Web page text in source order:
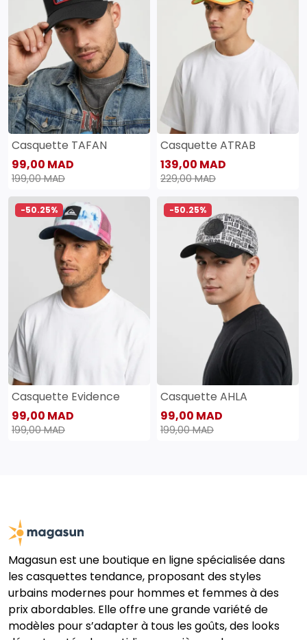
Casquette TAFAN
99,00 MAD
199,00 MAD
Casquette ATRAB
139,00 MAD
229,00 MAD
-50.25%
Casquette Evidence
99,00 MAD
199,00 MAD
-50.25%
Casquette AHLA
99,00 MAD
199,00 MAD
Magasun est une boutique en ligne spécialisée dans
les casquettes tendance, proposant des styles
urbains modernes pour hommes et femmes à des
prix abordables. Elle offre une grande variété de
modèles pour s’adapter à tous les goûts, des looks